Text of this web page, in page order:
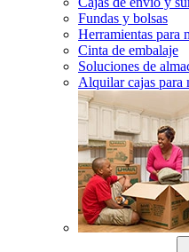
Fundas y bolsas
Herramientas para
Cinta de embalaje
Soluciones de
Alquilar cajas para